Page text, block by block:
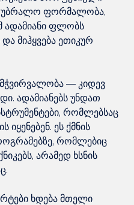
უბრალო ფორმალობა,
ადამიანი ფლობს
მიჰყვება ეთიკურ
— კიდევ
ადამიანებს უნდათ
რომლებსაც
იყენებენ. ეს ქმნის
რომლებიც
არამედ ხსნის
ხდება მთელი